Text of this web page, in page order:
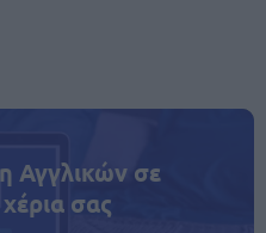
Αγγλικών σε
σας